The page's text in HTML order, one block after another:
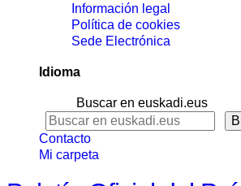
Información legal
Política de cookies
Sede Electrónica
Idioma
Buscar en euskadi.eus
Contacto
Mi carpeta